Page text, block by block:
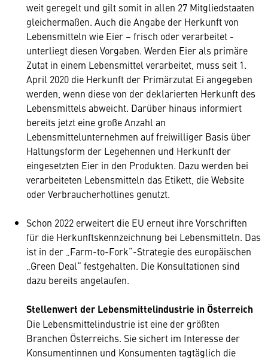
weit geregelt und gilt somit in allen 27 Mitgliedstaaten
gleichermaßen. Auch die Angabe der Herkunft von
Lebensmitteln wie Eier – frisch oder verarbeitet -
unterliegt diesen Vorgaben. Werden Eier als primäre
Zutat in einem Lebensmittel verarbeitet, muss seit 1.
April 2020 die Herkunft der Primärzutat Ei angegeben
werden, wenn diese von der deklarierten Herkunft des
Lebensmittels abweicht. Darüber hinaus informiert
bereits jetzt eine große Anzahl an
Lebensmittelunternehmen auf freiwilliger Basis über
Haltungsform der Legehennen und Herkunft der
eingesetzten Eier in den Produkten. Dazu werden bei
verarbeiteten Lebensmitteln das Etikett, die Website
oder Verbraucherhotlines genutzt.
Schon 2022 erweitert die EU erneut ihre Vorschriften
für die Herkunftskennzeichnung bei Lebensmitteln. Das
ist in der „Farm-to-Fork“-Strategie des europäischen
„Green Deal“ festgehalten. Die Konsultationen sind
dazu bereits angelaufen.
Stellenwert der Lebensmittelindustrie in Österreich
Die Lebensmittelindustrie ist eine der größten
Branchen Österreichs. Sie sichert im Interesse der
Konsumentinnen und Konsumenten tagtäglich die